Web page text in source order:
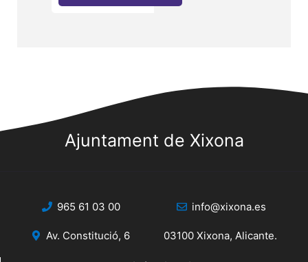
Ajuntament de Xixona
965 61 03 00 info@xixona.es
Av. Constitució, 6 03100 Xixona, Alicante.